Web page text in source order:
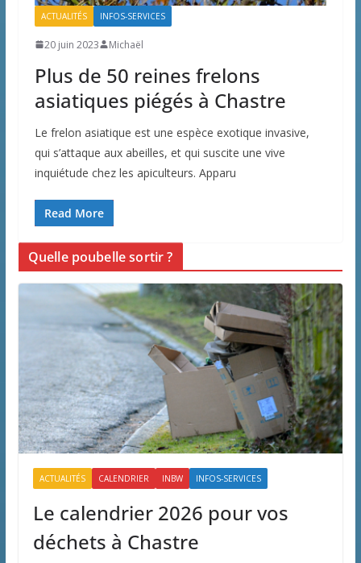
ACTUALITÉS INFOS-SERVICES
20 juin 2023 Michaël
Plus de 50 reines frelons
asiatiques piégés à Chastre
Le frelon asiatique est une espèce exotique invasive,
qui s’attaque aux abeilles, et qui suscite une vive
inquiétude chez les apiculteurs. Apparu
Read More
Quelle poubelle sortir ?
ACTUALITÉS CALENDRIER INBW INFOS-SERVICES
Le calendrier 2026 pour vos
déchets à Chastre